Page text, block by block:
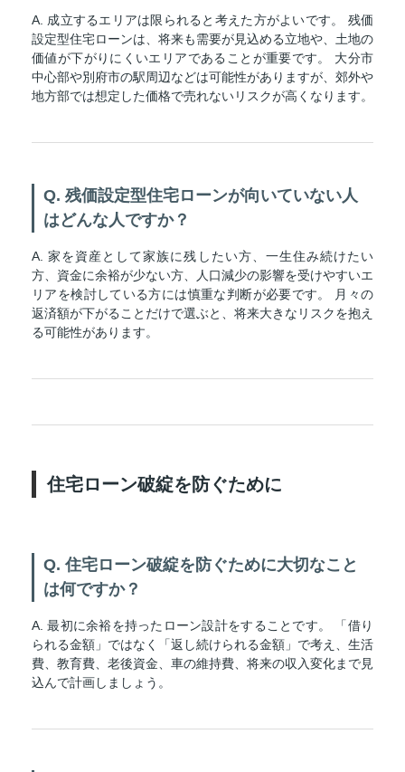
A. 成立するエリアは限られると考えた方がよいです。 残価
設定型住宅ローンは、将来も需要が見込める立地や、土地の
価値が下がりにくいエリアであることが重要です。 大分市
中心部や別府市の駅周辺などは可能性がありますが、郊外や
地方部では想定した価格で売れないリスクが高くなります。
Q. 残価設定型住宅ローンが向いていない人
はどんな人ですか？
A. 家を資産として家族に残したい方、一生住み続けたい
方、資金に余裕が少ない方、人口減少の影響を受けやすいエ
リアを検討している方には慎重な判断が必要です。 月々の
返済額が下がることだけで選ぶと、将来大きなリスクを抱え
る可能性があります。
住宅ローン破綻を防ぐために
Q. 住宅ローン破綻を防ぐために大切なこと
は何ですか？
A. 最初に余裕を持ったローン設計をすることです。 「借り
られる金額」ではなく「返し続けられる金額」で考え、生活
費、教育費、老後資金、車の維持費、将来の収入変化まで見
込んで計画しましょう。